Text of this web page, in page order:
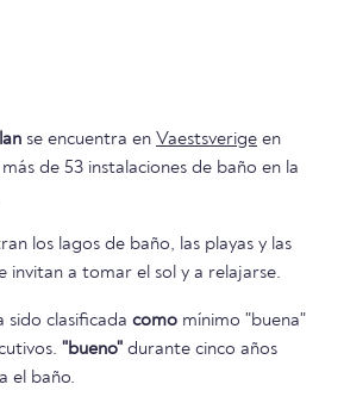
se encuentra en Vaestsverige en
de 53 instalaciones de baño en la
los lagos de baño, las playas y las
invitan a tomar el sol y a relajarse.
sido clasificada como mínimo "buena"
"bueno" durante cinco años
el baño.